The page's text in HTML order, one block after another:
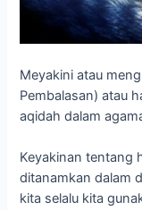
Meyakini atau
Pembalasan) atau
aqidah dalam
Keyakinan tentang
ditanamkan dalam
kita selalu kita